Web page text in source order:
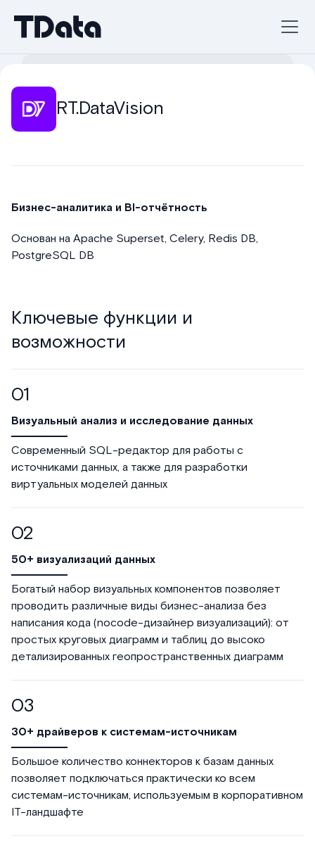
RT.DataVision
Бизнес-аналитика и BI-отчётность
Основан на Apache Superset, Celery, Redis DB,
PostgreSQL DB
Ключевые функции и
возможности
Визуальный анализ и исследование данных
Современный SQL-редактор для работы с
источниками данных, а также для разработки
виртуальных моделей данных
50+ визуализаций данных
Богатый набор визуальных компонентов позволяет
проводить различные виды бизнес-анализа без
написания кода (nocode-дизайнер визуализаций): от
простых круговых диаграмм и таблиц до высоко
детализированных геопространственных диаграмм
30+ драйверов к системам-источникам
Большое количество коннекторов к базам данных
позволяет подключаться практически ко всем
системам-источникам, используемым в корпоративном
IT-ландшафте